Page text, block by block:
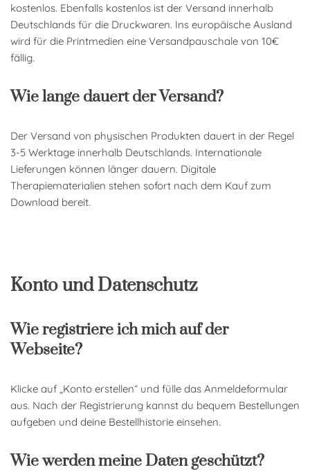
kostenlos. Ebenfalls kostenlos ist der Versand innerhalb
Deutschlands für die Druckwaren. Ins europäische Ausland
wird für die Printmedien eine Versandpauschale von 10€
fällig.
Wie lange dauert der Versand?
Der Versand von physischen Produkten dauert in der Regel
3-5 Werktage innerhalb Deutschlands. Internationale
Lieferungen können länger dauern. Digitale
Therapiematerialien stehen sofort nach dem Kauf zum
Download bereit.
Konto und Datenschutz
Wie registriere ich mich auf der
Webseite?
Klicke auf „Konto erstellen“ und fülle das Anmeldeformular
aus. Nach der Registrierung kannst du bequem Bestellungen
aufgeben und deine Bestellhistorie einsehen.
Wie werden meine Daten geschützt?